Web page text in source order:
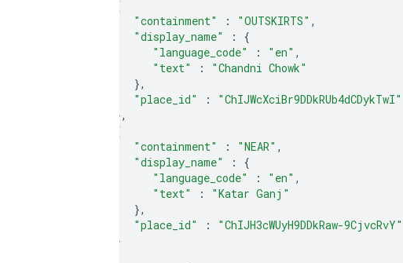
{
"containment"
: "OUTSKIRTS" ,
"display_name"
:
{
"language_code"
: "en" ,
"text"
:
"Chandni Chowk"
},
"place_id"
:
"ChIJWcXciBr9DDkRUb4dCDykTwI"
},
{
"containment"
: "NEAR" ,
"display_name"
:
{
"language_code"
: "en" ,
"text"
:
"Katar Ganj"
},
"place_id"
:
"ChIJH3cWUyH9DDkRaw-9CjvcRvY"
}